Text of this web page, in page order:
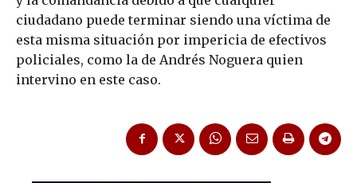
ciudadano puede terminar siendo una víctima de
esta misma situación por impericia de efectivos
policiales, como la de Andrés Noguera quien
intervino en este caso.